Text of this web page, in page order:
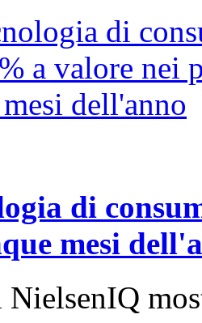
di
mesi
NielsenIQ